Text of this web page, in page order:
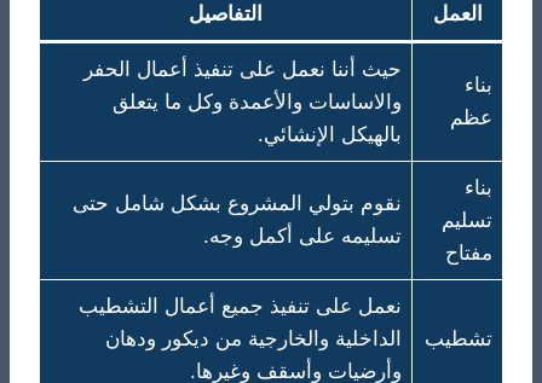
العمل التفاصيل
بناء
عظم
حيث أننا نعمل على تنفيذ أعمال الحفر
والاساسات والأعمدة وكل ما يتعلق
بالهيكل الإنشائي.
بناء
تسليم
مفتاح
نقوم بتولي المشروع بشكل شامل حتى
تسليمه على أكمل وجه.
تشطيب
نعمل على تنفيذ جميع أعمال التشطيب
الداخلية والخارجية من ديكور ودهان
وأرضيات وأسقف وغيرها.